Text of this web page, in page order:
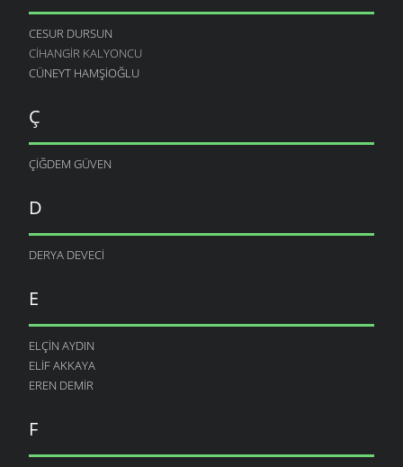
CESUR DURSUN
CIHANGIR KALYONCU
CÜNEYT HAMŞIOĞLU
Ç
ÇIĞDEM GÜVEN
D
DERYA DEVECI
E
ELÇIN AYDIN
ELIF AKKAYA
EREN DEMIR
F